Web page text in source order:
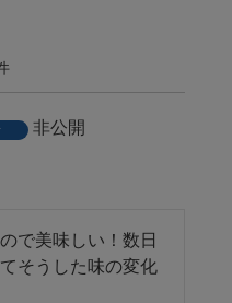
非公開
で美味しい！数日
そうした味の変化